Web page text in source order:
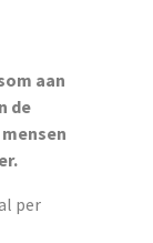
aan
de
per